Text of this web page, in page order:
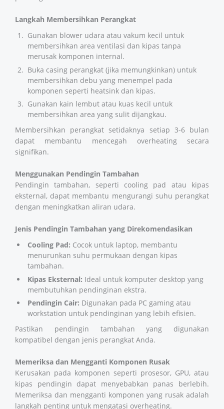
Langkah Membersihkan Perangkat
Gunakan blower udara atau vakum kecil untuk
membersihkan area ventilasi dan kipas tanpa
merusak komponen internal.
Buka casing perangkat (jika memungkinkan) untuk
membersihkan debu yang menempel pada
komponen seperti heatsink dan kipas.
Gunakan kain lembut atau kuas kecil untuk
membersihkan area yang sulit dijangkau.
Membersihkan perangkat setidaknya setiap 3-6 bulan
dapat membantu mencegah overheating secara
signifikan.
Menggunakan Pendingin Tambahan
Pendingin tambahan, seperti cooling pad atau kipas
eksternal, dapat membantu mengurangi suhu perangkat
dengan meningkatkan aliran udara.
Jenis Pendingin Tambahan yang Direkomendasikan
Cooling Pad: Cocok untuk laptop, membantu
menurunkan suhu permukaan dengan kipas
tambahan.
Kipas Eksternal: Ideal untuk komputer desktop yang
membutuhkan pendinginan ekstra.
Pendingin Cair: Digunakan pada PC gaming atau
workstation untuk pendinginan yang lebih efisien.
Pastikan pendingin tambahan yang digunakan
kompatibel dengan jenis perangkat Anda.
Memeriksa dan Mengganti Komponen Rusak
Kerusakan pada komponen seperti prosesor, GPU, atau
kipas pendingin dapat menyebabkan panas berlebih.
Memeriksa dan mengganti komponen yang rusak adalah
langkah penting untuk mengatasi overheating.